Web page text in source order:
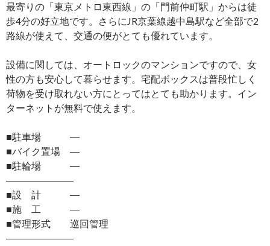
最寄りの「東京メトロ東西線」の「門前仲町駅」からは徒
歩4分の好立地です。さらにJR京葉線越中島駅など全部で2
路線が使えて、交通の便がとても優れています。
設備に関しては、オートロックのマンションですので、女
性の方も安心して暮らせます。宅配ボックスは普段忙しく
荷物を受け取れない方にとってはとても助かります。イン
ターネットが無料で使えます。
■駐車場 ―
■バイク置場 ―
■駐輪場 ―
―――――――
■設 計 ―
■施 工 ―
■管理形式 巡回管理
―――――――